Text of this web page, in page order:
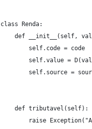
class Renda:
def __init__(self,
        self.code = code
self.value =
self.source =
    def tributavel(self):
raise